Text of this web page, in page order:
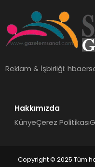
Reklam & İşbirliği:
Hakkımızda
KünyeÇerez Politikası
Copyright © 2025 Tüm